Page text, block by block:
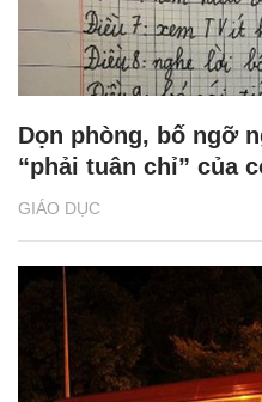
GIÁO DỤC
Dọn phòng, bố ngỡ
“phải tuân chỉ” của